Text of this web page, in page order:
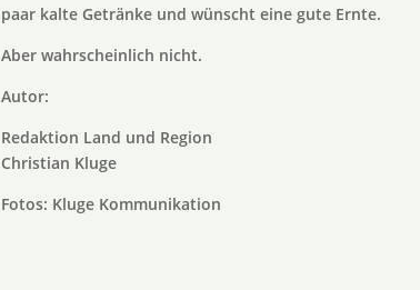
paar kalte Getränke und wünscht eine gute Ernte.
Aber wahrscheinlich nicht.
Autor:
Redaktion Land und Region
Christian Kluge
Fotos: Kluge Kommunikation